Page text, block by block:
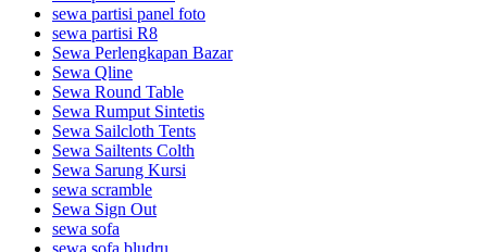
sewa partisi panel foto
sewa partisi R8
Sewa Perlengkapan Bazar
Sewa Qline
Sewa Round Table
Sewa Rumput Sintetis
Sewa Sailcloth Tents
Sewa Sailtents Colth
Sewa Sarung Kursi
sewa scramble
Sewa Sign Out
sewa sofa